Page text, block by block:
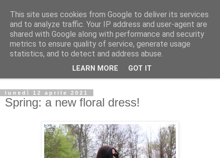
La Gatta Rosa Blog
By Marta Bardelli
lunedì 12 aprile 2021
Spring: a new floral dress!
This site uses cookies from Google to deliver its services
and to analyze traffic. Your IP address and user-agent are
shared with Google along with performance and security
metrics to ensure quality of service, generate usage
statistics, and to detect and address abuse.
LEARN MORE GOT IT